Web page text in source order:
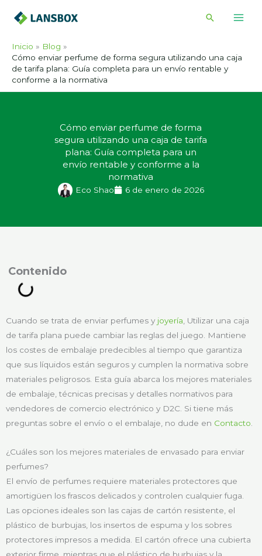
Buscar
Inicio
Blog
Cómo enviar perfume de forma segura utilizando una caja
de tarifa plana: Guía completa para un envío rentable y
conforme a la normativa
Cómo enviar perfume de forma
segura utilizando una caja de tarifa
plana: Guía completa para un
envío rentable y conforme a la
normativa
Eco Shao 6 de enero de 2026
Cuando se trata de enviar perfumes y joyería , Utilizar una caja
de tarifa plana puede cambiar las reglas del juego. Mantiene
los costes de embalaje predecibles al tiempo que garantiza
que sus líquidos están seguros y cumplen la normativa sobre
materiales peligrosos. Esta guía abarca los mejores materiales
de embalaje, técnicas precisas y detalles normativos para
vendedores de comercio electrónico y D2C. Si tiene más
preguntas sobre el envío o el embalaje, no dude en Contacto
¿Cuáles son los mejores materiales de envasado para enviar
perfumes?
El envío de perfumes requiere materiales protectores que
amortigüen los frascos delicados y controlen cualquier fuga.
Las opciones ideales son las cajas de cartón resistente, el
plástico de burbujas, los insertos de espuma y los sobres
protectores impresos a medida. El cartón ofrece una cubierta